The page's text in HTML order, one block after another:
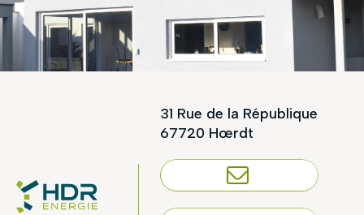
31 Rue de la République
67720 Hœrdt
NOUS CONTACTER